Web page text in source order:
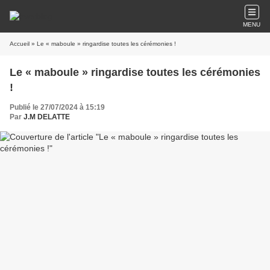
MENU
Accueil » Le « maboule » ringardise toutes les cérémonies !
Le « maboule » ringardise toutes les cérémonies
!
Publié le 27/07/2024 à 15:19
Par J.M DELATTE